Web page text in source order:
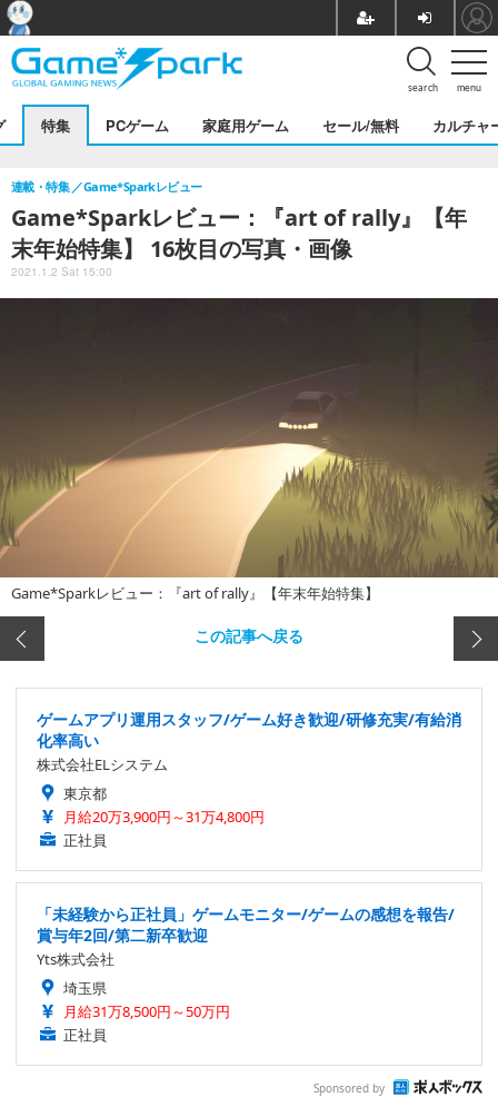
menu
search
特集 PCゲーム 家庭用ゲーム セール/無料 カルチャ
Game*Sparkレビュー：『art of rally』【年
末年始特集】 16枚目の写真・画像
連載・特集 Game*Sparkレビュー
2021.1.2 Sat 15:00
Game*Sparkレビュー：『art of rally』【年末年始特集】
この記事へ戻る
ゲームアプリ運用スタッフ/ゲーム好き歓迎/研修充実/有給消
化率高い
株式会社ELシステム
東京都
月給20万3,900円～31万4,800円
正社員
「未経験から正社員」ゲームモニター/ゲームの感想を報告/
賞与年2回/第二新卒歓迎
Yts株式会社
埼玉県
月給31万8,500円～50万円
正社員
Sponsored by